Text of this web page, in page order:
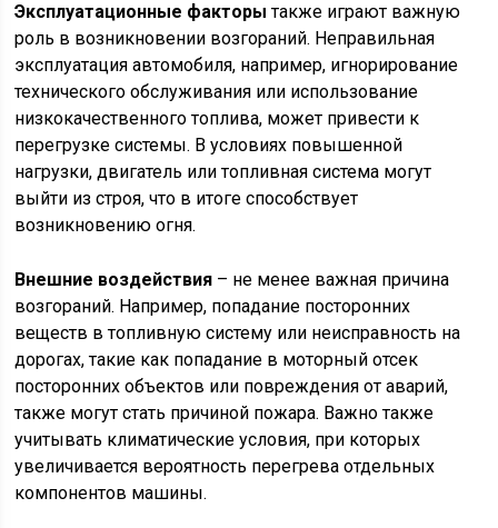
Эксплуатационные факторы также играют важную
роль в возникновении возгораний. Неправильная
эксплуатация автомобиля, например, игнорирование
технического обслуживания или использование
низкокачественного топлива, может привести к
перегрузке системы. В условиях повышенной
нагрузки, двигатель или топливная система могут
выйти из строя, что в итоге способствует
возникновению огня.
Внешние воздействия – не менее важная причина
возгораний. Например, попадание посторонних
веществ в топливную систему или неисправность на
дорогах, такие как попадание в моторный отсек
посторонних объектов или повреждения от аварий,
также могут стать причиной пожара. Важно также
учитывать климатические условия, при которых
увеличивается вероятность перегрева отдельных
компонентов машины.